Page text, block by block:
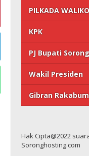
PILKADA
KPK
PJ Bupati Sorong
Wakil Presiden
Gibran
Hak Cipta@2022
Soronghosting.com